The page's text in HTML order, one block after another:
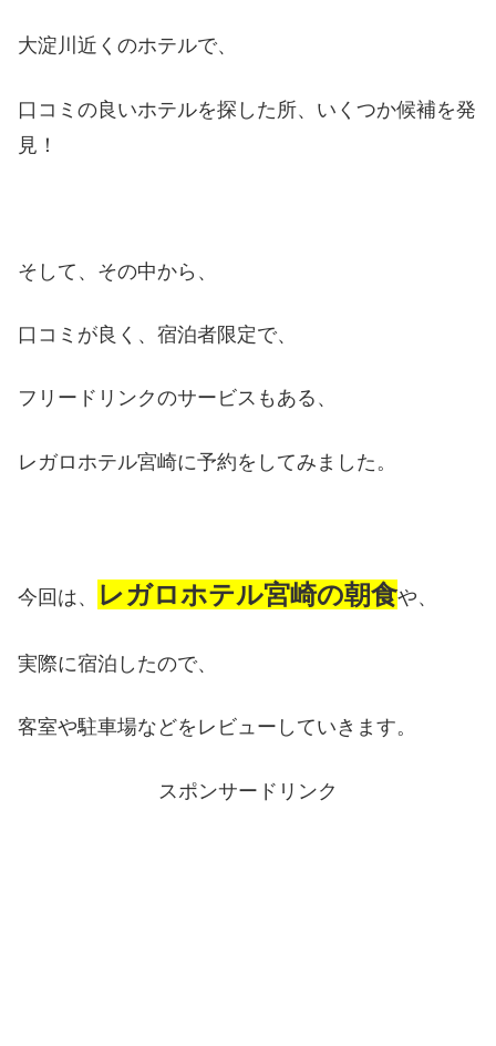
大淀川近くのホテルで、
口コミの良いホテルを探した所、いくつか候補を発
見！
そして、その中から、
口コミが良く、宿泊者限定で、
フリードリンクのサービスもある、
レガロホテル宮崎に予約をしてみました。
今回は、 レガロホテル宮崎の朝食や、
実際に宿泊したので、
客室や駐車場などをレビューしていきます。
スポンサードリンク